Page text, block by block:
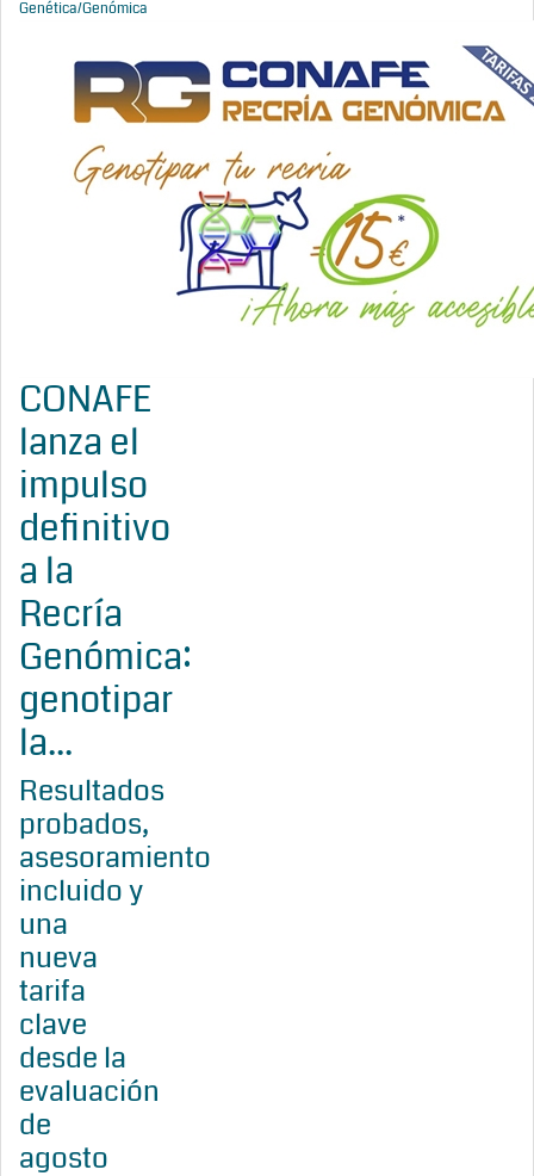
Genética/Genómica
CONAFE
lanza el
impulso
definitivo
a la
Recría
Genómica:
genotipar
la...
Resultados
probados,
asesoramiento
incluido y
una
nueva
tarifa
clave
desde la
evaluación
de
agosto